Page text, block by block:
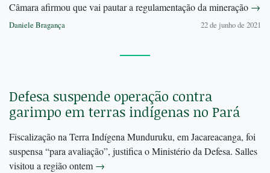
Câmara afirmou que vai pautar a regulamentação da mineração →
Daniele Bragança 22 de junho de 2021
Defesa suspende operação contra
garimpo em terras indígenas no Pará
Fiscalização na Terra Indígena Munduruku, em Jacareacanga, foi
suspensa “para avaliação”, justifica o Ministério da Defesa. Salles
visitou a região ontem →